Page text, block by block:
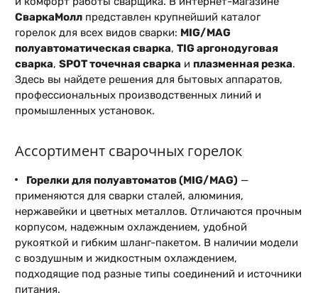
СваркаМолл представлен крупнейший каталог
горелок для всех видов сварки: MIG/MAG
полуавтоматическая сварка, TIG аргонодуговая
сварка, SPOT точечная сварка и плазменная резка.
Здесь вы найдете решения для бытовых аппаратов,
профессиональных производственных линий и
промышленных установок.
Ассортимент сварочных горелок
Горелки для полуавтоматов (MIG/MAG) —
применяются для сварки сталей, алюминия,
нержавейки и цветных металлов. Отличаются прочным
корпусом, надежным охлаждением, удобной
рукояткой и гибким шланг-пакетом. В наличии модели
с воздушным и жидкостным охлаждением,
подходящие под разные типы соединений и источники
питания.